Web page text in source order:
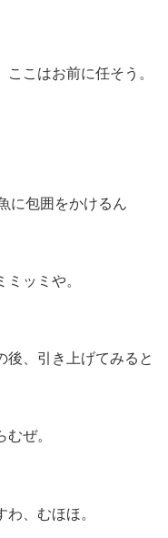
こはお前に任そう。
に包囲をかけるん
ッミや。
後、引き上げてみると
ぜ。
、むほほ。